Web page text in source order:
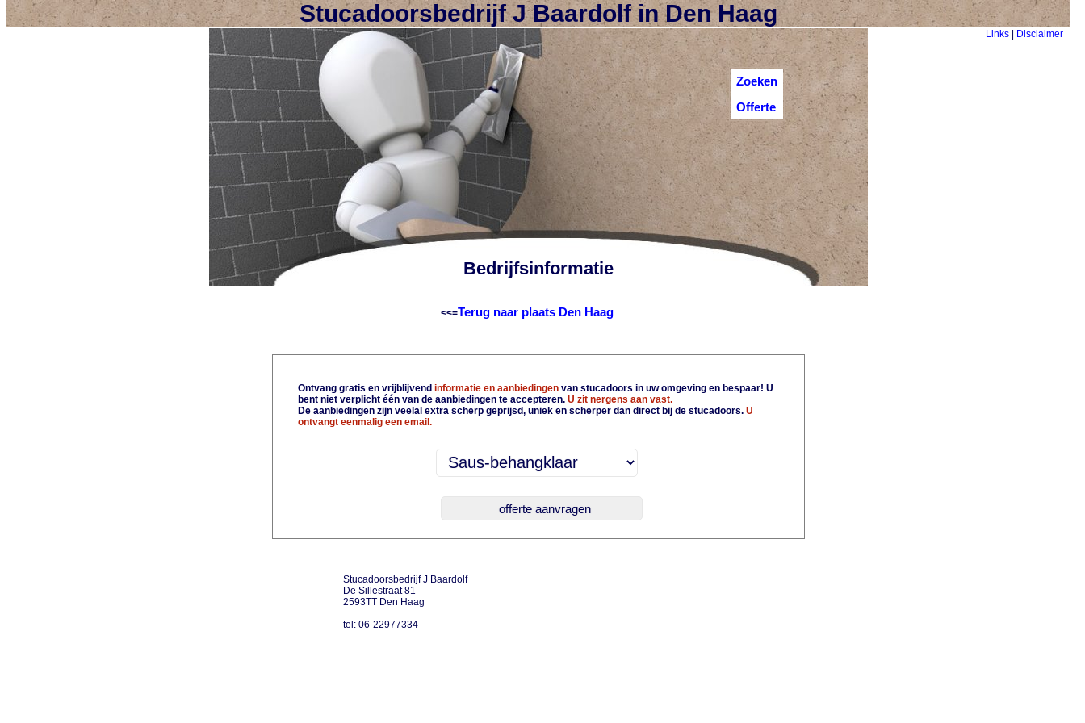
Zoeken
Offerte
Links Disclaimer
Stucadoorsbedrijf J Baardolf in Den Haag
Bedrijfsinformatie
<<=Terug naar plaats Den Haag
Ontvang gratis en vrijblijvend informatie en aanbiedingenvan stucadoors in uw omgeving en bespaar! U
bent niet verplicht één van de aanbiedingen te accepteren. U zit nergens aan vast.
De aanbiedingen zijn veelal extra scherp geprijsd, uniek en scherper dan direct bij de stucadoors. U
ontvangt eenmalig een email.
Stucadoorsbedrijf J Baardolf
De Sillestraat 81
2593TT Den Haag
tel: 06-22977334